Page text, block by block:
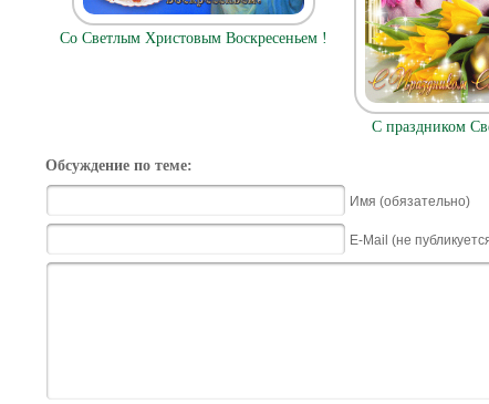
Со Светлым Христовым Воскресеньем !
С праздником
Обсуждение по теме:
Имя (обязательно)
E-Mail (не